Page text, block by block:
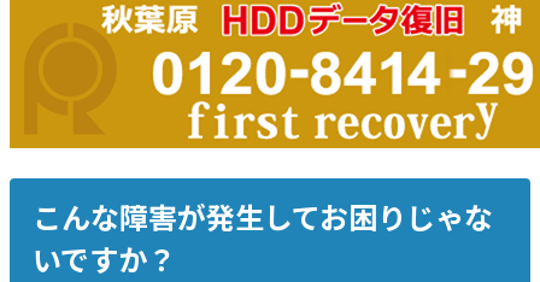
こんな障害が発生してお困りじゃな
いですか？